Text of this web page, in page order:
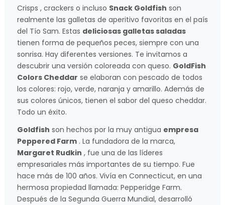
Crisps , crackers o incluso Snack Goldfish son
realmente las galletas de aperitivo favoritas en el país
del Tío Sam. Estas deliciosas galletas saladas
tienen forma de pequeños peces, siempre con una
sonrisa. Hay diferentes versiones. Te invitamos a
descubrir una versión coloreada con queso. GoldFish
Colors Cheddar se elaboran con pescado de todos
los colores: rojo, verde, naranja y amarillo. Además de
sus colores únicos, tienen el sabor del queso cheddar.
Todo un éxito.
Goldfish son hechos por la muy antigua empresa
Peppered Farm . La fundadora de la marca,
Margaret Rudkin , fue una de las líderes
empresariales más importantes de su tiempo. Fue
hace más de 100 años. Vivía en Connecticut, en una
hermosa propiedad llamada: Pepperidge Farm.
Después de la Segunda Guerra Mundial, desarrolló